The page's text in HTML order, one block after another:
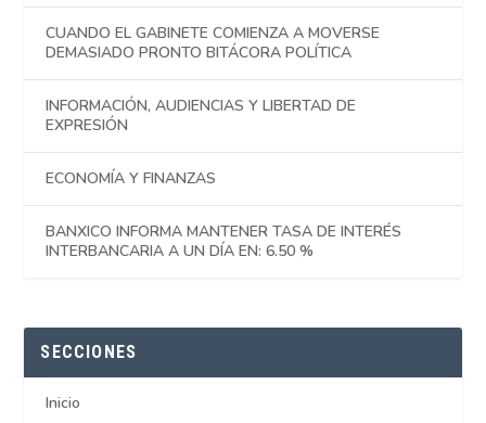
CUANDO EL GABINETE COMIENZA A MOVERSE
DEMASIADO PRONTO BITÁCORA POLÍTICA
INFORMACIÓN, AUDIENCIAS Y LIBERTAD DE
EXPRESIÓN
ECONOMÍA Y FINANZAS
BANXICO INFORMA MANTENER TASA DE INTERÉS
INTERBANCARIA A UN DÍA EN: 6.50 %
SECCIONES
Inicio